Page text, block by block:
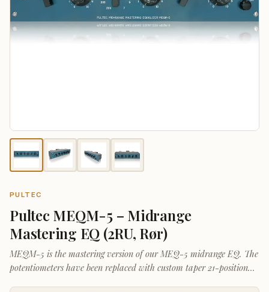
PULTEC
Pultec MEQM-5 – Midrange
Mastering EQ (2RU, Rør)
MEQM-5 is the mastering version of our MEQ-5 midrange EQ. The
potentiometers have been replaced with custom taper 21-position